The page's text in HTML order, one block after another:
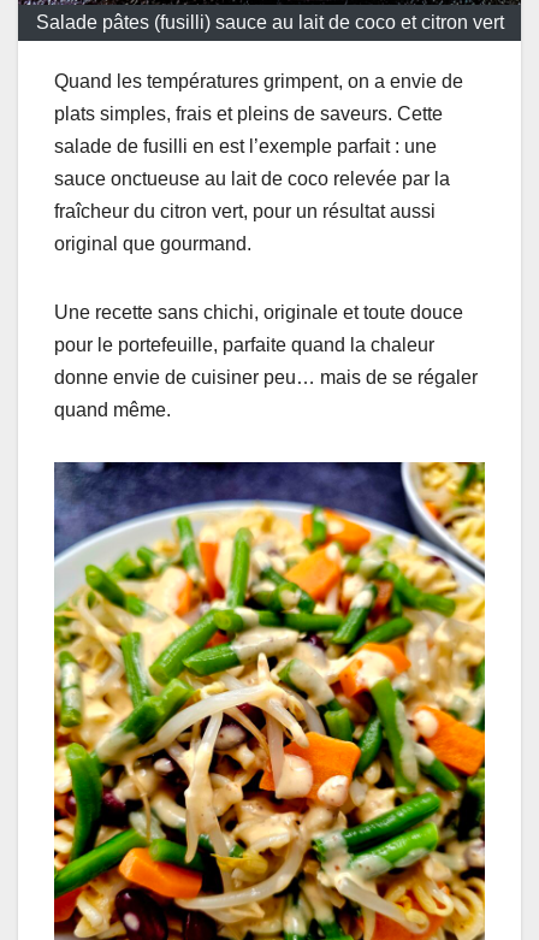
Salade pâtes (fusilli) sauce au lait de coco et citron vert
Quand les températures grimpent, on a envie de
plats simples, frais et pleins de saveurs. Cette
salade de fusilli en est l’exemple parfait : une
sauce onctueuse au lait de coco relevée par la
fraîcheur du citron vert, pour un résultat aussi
original que gourmand.
Une recette sans chichi, originale et toute douce
pour le portefeuille, parfaite quand la chaleur
donne envie de cuisiner peu… mais de se régaler
quand même.